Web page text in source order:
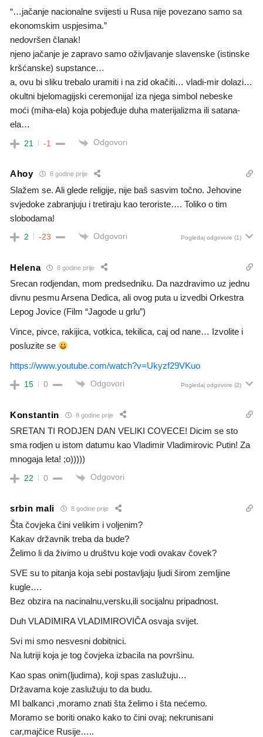
“…jačanje nacionalne svijesti u Rusa nije povezano samo sa
ekonomskim uspjesima.”
nedovršen članak!
njeno jačanje je zapravo samo oživljavanje slavenske (istinske
kršćanske) supstance…
a, ovu bi sliku trebalo uramiti i na zid okačiti… vladi-mir dolazi…
okultni bjelomagijski ceremonija! iza njega simbol nebeske
moći (miha-ela) koja pobjeđuje duha materijalizma ili satana-
ela…
21 -1 Odgovori
Ahoy 8 godine prije
Slažem se. Ali glede religije, nije baš sasvim točno. Jehovine
svjedoke zabranjuju i tretiraju kao teroriste…. Toliko o tim
slobodama!
2 -23 Odgovori Pogledaj odgovore (1)
Helena 8 godine prije
Srecan rodjendan, mom predsedniku. Da nazdravimo uz jednu
divnu pesmu Arsena Dedica, ali ovog puta u izvedbi Orkestra
Lepog Jovice (Film “Jagode u grlu”)
Vince, pivce, rakijica, votkica, tekilica, caj od nane… Izvolite i
posluzite se
https://www.youtube.com/watch?v=Ukyzf29VKuo
15 0 Odgovori Pogledaj odgovore (2)
Konstantin 8 godine prije
SRETAN TI RODJEN DAN VELIKI COVECE! Dicim se sto
sma rodjen u istom datumu kao Vladimir Vladimirovic Putin! Za
mnogaja leta! ;o)))))
22 0 Odgovori
srbin mali 8 godine prije
Šta čovjeka čini velikim i voljenim?
Kakav državnik treba da bude?
Želimo li da živimo u društvu koje vodi ovakav čovek?
SVE su to pitanja koja sebi postavljaju ljudi širom zemljine
kugle….
Bez obzira na nacinalnu,versku,ili socijalnu pripadnost.
Duh VLADIMIRA VLADIMIROVIČA osvaja svijet.
Svi mi smo nesvesni dobitnici.
Na lutriji koja je tog čovjeka izbacila na površinu.
Kao spas onim(ljudima), koji spas zaslužuju…
Državama koje zaslužuju to da budu.
MI balkanci ,moramo znati šta želimo i šta nećemo.
Moramo se boriti onako kako to čini ovaj; nekrunisani
car,majčice Rusije…..